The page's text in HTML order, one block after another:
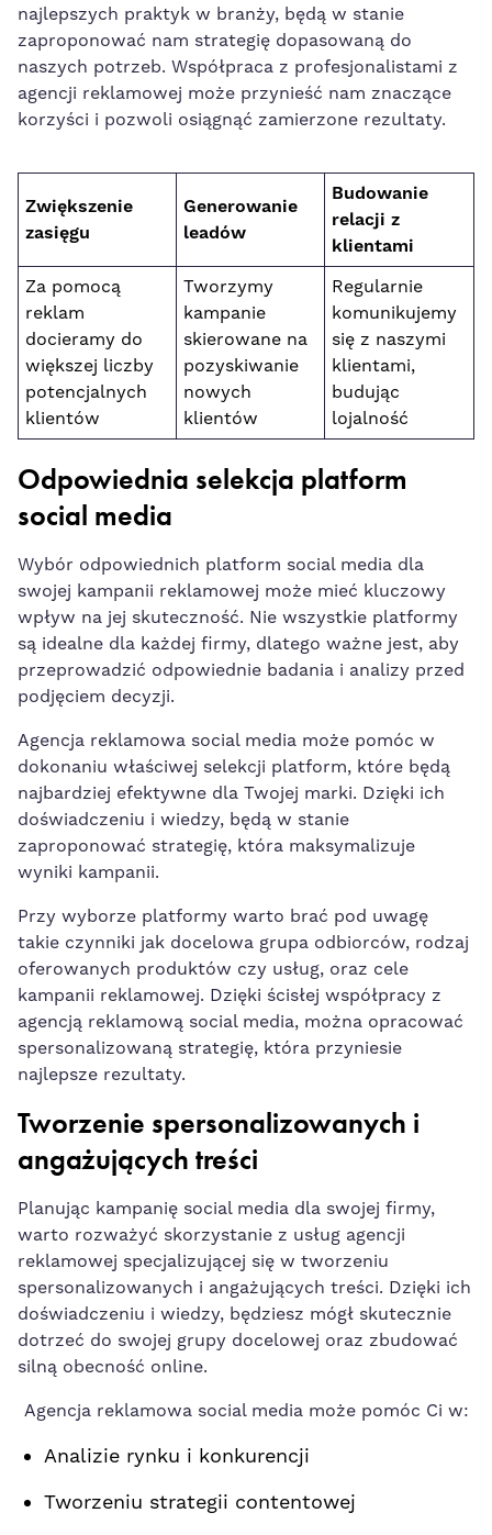
najlepszych praktyk w ‍branży,⁣ będą w⁢ stanie
zaproponować nam strategię dopasowaną do
naszych potrzeb.⁣ Współpraca z⁣ profesjonalistami ⁤z
agencji reklamowej może przynieść⁢ nam znaczące
korzyści i pozwoli osiągnąć zamierzone rezultaty.
Zwiększenie
zasięgu
Generowanie⁣
leadów
Budowanie
relacji z​
klientami
Za pomocą
reklam
docieramy do
większej liczby
potencjalnych ​
klientów
Tworzymy
kampanie
⁤skierowane na ​
pozyskiwanie
nowych
klientów
Regularnie
komunikujemy⁢
się z naszymi
klientami,
budując
lojalność
Odpowiednia selekcja platform‌
social media
Wybór‌ odpowiednich platform‌ social media dla
swojej ⁢kampanii reklamowej może mieć kluczowy
wpływ na jej⁢ skuteczność. ⁤Nie wszystkie platformy
są idealne ​dla każdej firmy, dlatego ważne ​jest, aby
przeprowadzić odpowiednie badania i‍ analizy przed
podjęciem decyzji.
Agencja reklamowa social media może pomóc w
dokonaniu właściwej selekcji platform, ⁣które będą
⁣najbardziej efektywne dla ⁣Twojej marki. ‌Dzięki ich⁢
doświadczeniu i ‍wiedzy, będą w stanie
zaproponować strategię, która maksymalizuje
wyniki‌ kampanii.
Przy wyborze platformy⁤ warto brać ​pod uwagę
takie czynniki jak docelowa grupa odbiorców, rodzaj
oferowanych produktów czy usług, oraz cele
kampanii reklamowej. ‍Dzięki ścisłej współpracy z
‍agencją reklamową social ‌media, można opracować
spersonalizowaną strategię, ​która⁣ przyniesie
najlepsze rezultaty.
Tworzenie spersonalizowanych ⁤i
angażujących ⁢treści
Planując kampanię social​ media dla swojej firmy,
warto ​rozważyć skorzystanie z usług agencji
reklamowej specjalizującej się⁣ w tworzeniu
spersonalizowanych ⁢i angażujących treści. Dzięki ‌ich
doświadczeniu i wiedzy, będziesz mógł skutecznie
dotrzeć do swojej grupy docelowej oraz ⁢zbudować
silną obecność online.
Agencja reklamowa social media może‍ pomóc Ci⁢ w:
Analizie rynku i konkurencji
Tworzeniu strategii ⁤contentowej